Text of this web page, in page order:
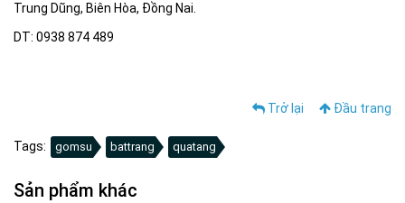
Trung Dũng, Biên Hòa, Đồng Nai.
DT: 0938 874 489
Trở lại Đầu trang
Tags: gomsu battrang quatang
Sản phẩm khác